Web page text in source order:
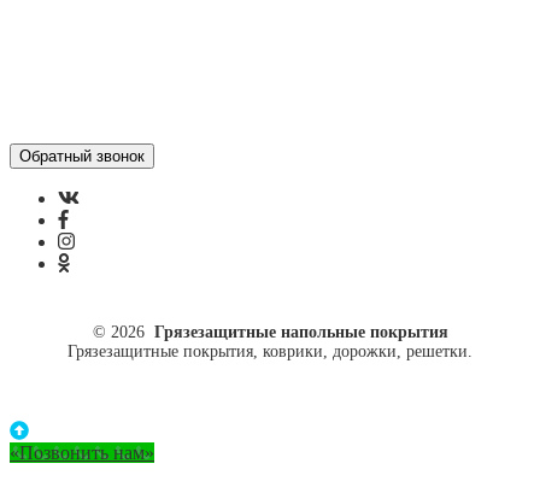
© 2026 Грязезащитные напольные покрытия
Грязезащитные покрытия, коврики, дорожки, решетки.
«Позвонить нам»